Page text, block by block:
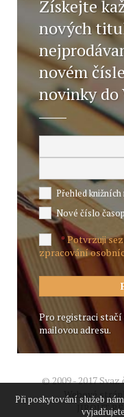
Získejte
nových
novém
novinky do
Přehled knižních
Nové číslo
*Potvrzuji
zpracování
Pro registraci stačí
mailovou adresu.
© 2009 - 2017
Webové
JIROUT
Při poskytování služeb